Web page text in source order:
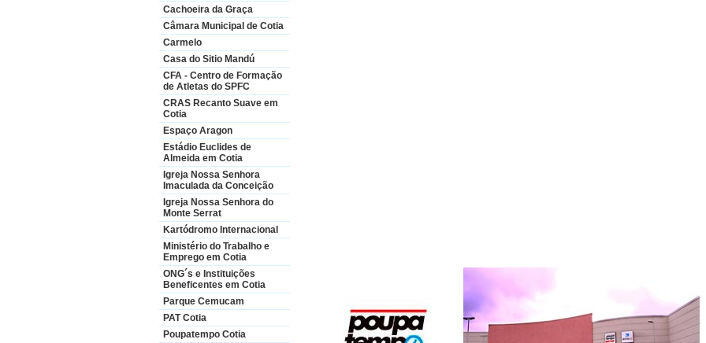
Cachoeira da Graça
Câmara Municipal de Cotia
Carmelo
Casa do Sitio Mandú
CFA - Centro de Formação
de Atletas do SPFC
CRAS Recanto Suave em
Cotia
Espaço Aragon
Estádio Euclides de
Almeida em Cotia
Igreja Nossa Senhora
Imaculada da Conceição
Igreja Nossa Senhora do
Monte Serrat
Kartódromo Internacional
Ministério do Trabalho e
Emprego em Cotia
ONG´s e Instituições
Beneficentes em Cotia
Parque Cemucam
PAT Cotia
Poupatempo Cotia